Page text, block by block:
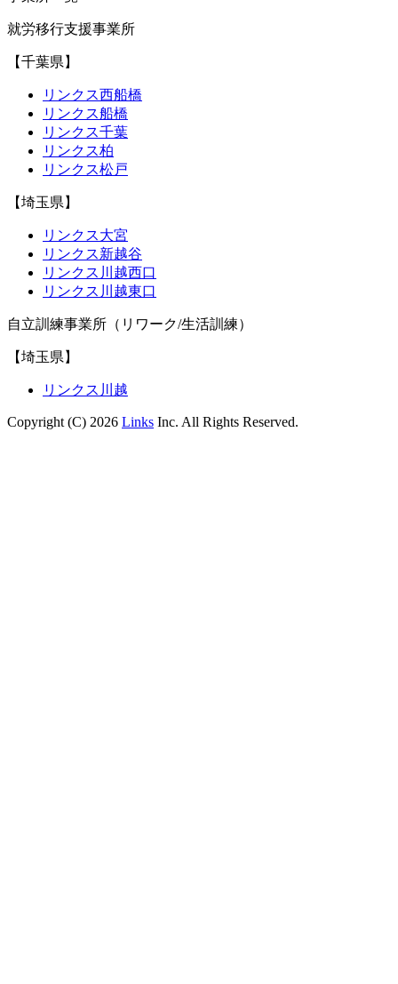
就労移行支援事業所
【千葉県】
リンクス西船橋
リンクス船橋
リンクス千葉
リンクス柏
リンクス松戸
【埼玉県】
リンクス大宮
リンクス新越谷
リンクス川越西口
リンクス川越東口
自立訓練事業所（リワーク/生活訓練）
【埼玉県】
リンクス川越
Copyright (C) 2026 Links Inc. All Rights Reserved.